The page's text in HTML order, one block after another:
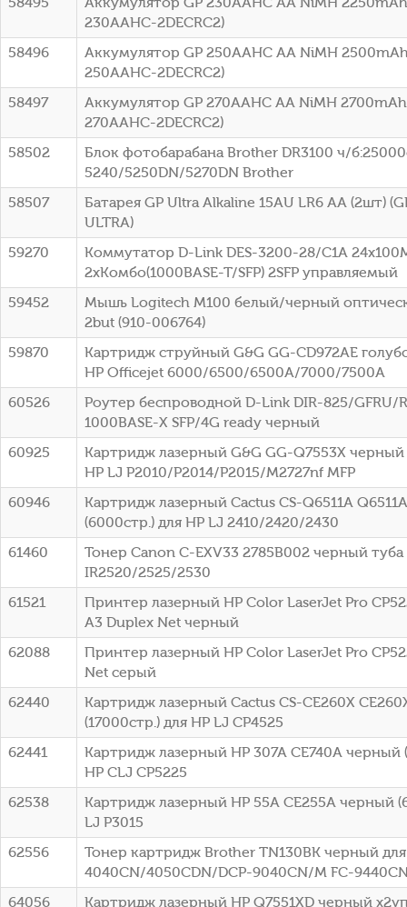
230AAHC-2DECRC2)
58496
Аккумулятор GP 250AAHC AA NiMH
250AAHC-2DECRC2)
58497
Аккумулятор GP 270AAHC AA NiMH
270AAHC-2DECRC2)
58502
Блок фотобарабана Brother DR3100 ч/
5240/5250DN/5270DN Brother
58507
Батарея GP Ultra Alkaline 15AU LR6 AA (2шт)
ULTRA)
59270
Коммутатор D-Link DES-3200-28/C1A
2xКомбо(1000BASE-T/SFP) 2SFP управляемый
59452
Мышь Logitech M100 белый/черный
2but (910-006764)
59870
Картридж струйный G&G GG-CD972AE
HP Officejet 6000/6500/6500A/7000/7500A
60526
Роутер беспроводной D-Link DIR-825/GFRU/
1000BASE-X SFP/4G ready черный
60925
Картридж лазерный G&G GG-Q7553X черный
HP LJ P2010/P2014/P2015/M2727nf MFP
60946
Картридж лазерный Cactus CS-Q6511A
(6000стр.) для HP LJ 2410/2420/2430
61460
Тонер Canon C-EXV33 2785B002 черный
IR2520/2525/2530
61521
Принтер лазерный HP Color LaserJet Pro
A3 Duplex Net черный
62088
Принтер лазерный HP Color LaserJet Pro
Net серый
62440
Картридж лазерный Cactus CS-CE260X
(17000стр.) для HP LJ CP4525
62441
Картридж лазерный HP 307A CE740A черный
HP CLJ CP5225
62538
Картридж лазерный HP 55A CE255A черный
LJ P3015
62556
Тонер картридж Brother TN130BK черный
4040CN/4050CDN/DCP-9040CN/M FC-
64056
Картридж лазерный HP Q7551XD черный